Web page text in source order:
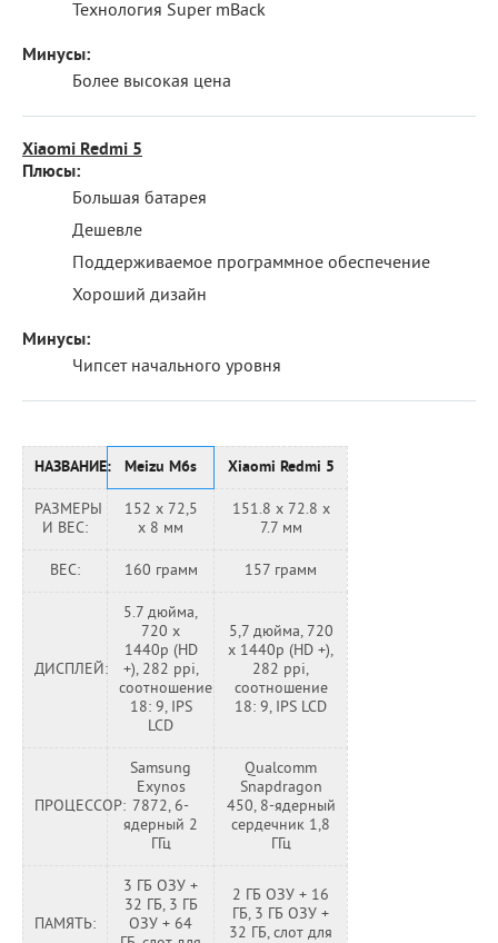
Технология Super mBack
Минусы:
Более высокая цена
Xiaomi Redmi 5
Плюсы:
Большая батарея
Дешевле
Поддерживаемое программное обеспечение
Хороший дизайн
Минусы:
Чипсет начального уровня
НАЗВАНИЕ: Meizu M6s Xiaomi Redmi 5
РАЗМЕРЫ
И ВЕС:
152 х 72,5
х 8 мм
151.8 x 72.8 x
7.7 мм
ВЕС: 160 грамм 157 грамм
ДИСПЛЕЙ:
5.7 дюйма,
720 x
1440p (HD
+), 282 ppi,
соотношение
18: 9, IPS
LCD
5,7 дюйма, 720
x 1440p (HD +),
282 ppi,
соотношение
18: 9, IPS LCD
ПРОЦЕССОР:
Samsung
Exynos
7872, 6-
ядерный 2
ГГц
Qualcomm
Snapdragon
450, 8-ядерный
сердечник 1,8
ГГц
ПАМЯТЬ:
3 ГБ ОЗУ +
32 ГБ, 3 ГБ
ОЗУ + 64
2 ГБ ОЗУ + 16
ГБ, 3 ГБ ОЗУ +
32 ГБ, слот для